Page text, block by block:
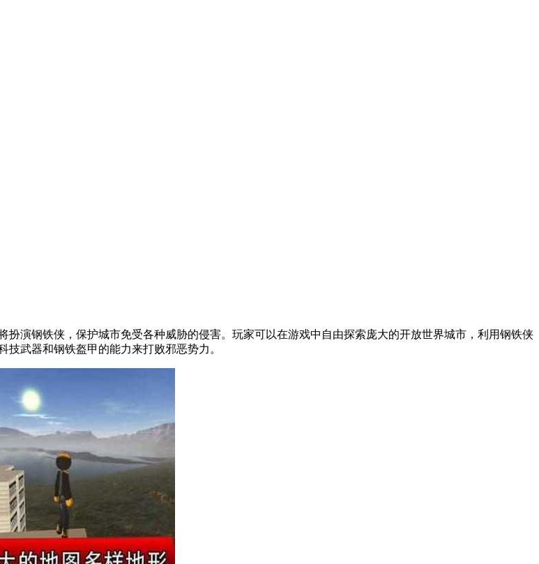
演钢铁侠，保护城市免受各种威胁的侵害。玩家可以在游戏中自由探索庞大的开放世界城市，利用钢铁侠
武器和钢铁盔甲的能力来打败邪恶势力。